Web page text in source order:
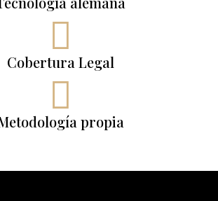

Cobertura Legal

propia